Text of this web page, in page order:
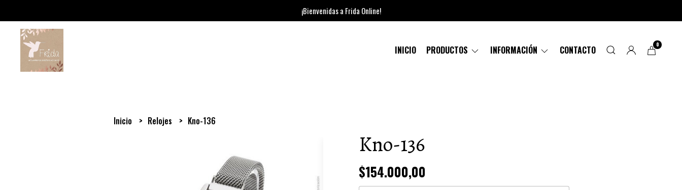
¡Bienvenidas a Frida Online!
INICIO PRODUCTOS INFORMACIÓN CONTACTO 0
Inicio Relojes Kno-136
Kno-136
$154.000,00